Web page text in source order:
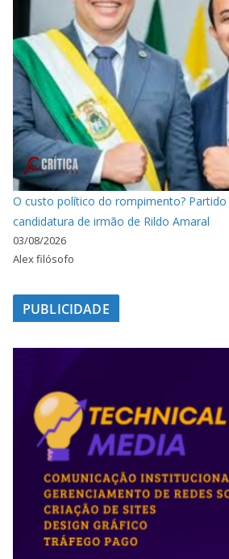
O custo político do rompimento? Partido
candidatura de irmão de Rildo Amaral
03/08/2026
Alex filósofo
PUBLICIDADE